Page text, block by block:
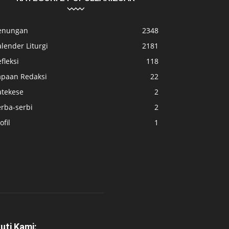
2348
Liturgi
2181
118
Redaksi
22
2
serbi
2
1
Kami: